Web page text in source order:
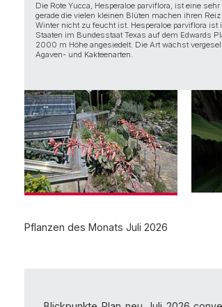
Die Rote Yucca, Hesperaloe parviflora, ist eine
gerade die vielen kleinen Blüten machen ihren
Winter nicht zu feucht ist. Hesperaloe parviflora
Staaten im Bundesstaat Texas auf dem Edwards
2000 m Höhe angesiedelt. Die Art wächst
Agaven- und Kakteenarten.
Pflanzen des Monats Juli 2026